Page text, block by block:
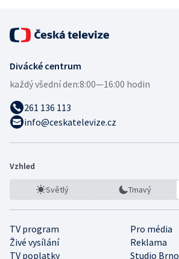
Divácké centrum
každý všední den:8:00—16:00 hodin
261 136 113
info@ceskatelevize.cz
Vzhled
Světlý Tmavý
TV program
Pro média
Živé vysílání
Reklama
TV poplatky
Studio Brno